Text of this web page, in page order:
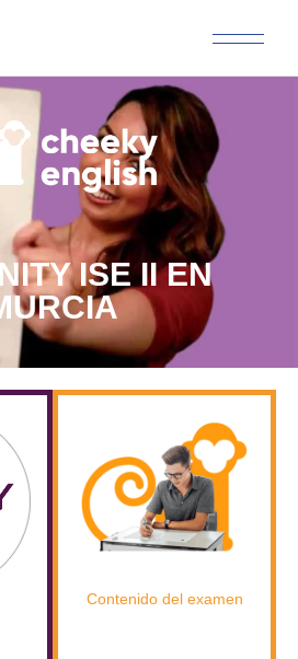
ISE II EN
Contenido del examen